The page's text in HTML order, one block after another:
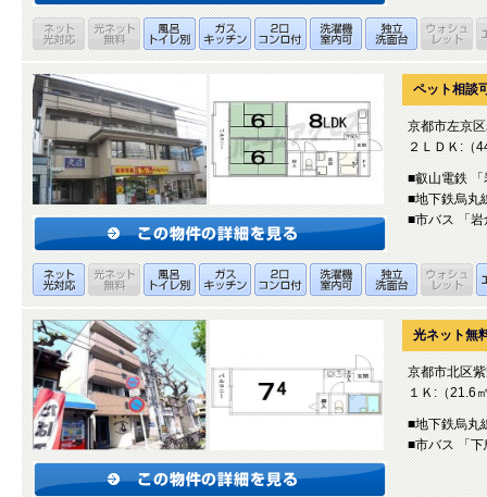
ペット相談
京都市左京
２ＬＤＫ:（
■叡山電鉄
■地下鉄烏丸
■市バス 「
光ネット無
京都市北区
１Ｋ:（21.6
■地下鉄烏丸
■市バス 「